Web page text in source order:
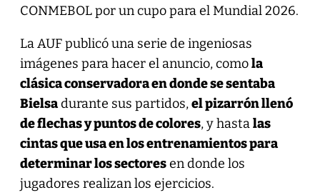
CONMEBOL por un cupo para el Mundial 2026.
La AUF publicó una serie de ingeniosas
imágenes para hacer el anuncio, comola
clásica conservadora en donde se sentaba
Bielsadurante sus partidos,el pizarrón llenó
de flechas y puntos de colores, y hastalas
cintas que usa en los entrenamientos para
determinar los sectoresen donde los
jugadores realizan los ejercicios.